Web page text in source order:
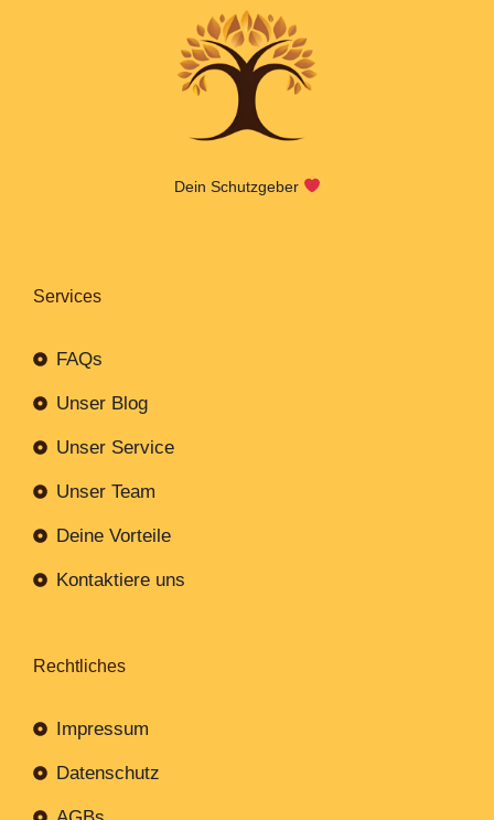
Dein Schutzgeber
Services
FAQs
Unser Blog
Unser Service
Unser Team
Deine Vorteile
Kontaktiere uns
Rechtliches
Impressum
Datenschutz